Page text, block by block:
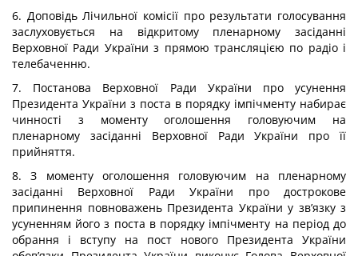
6. Доповідь Лічильної комісії про результати голосування
заслуховується на відкритому пленарному засіданні
Верховної Ради України з прямою трансляцією по радіо і
телебаченню.
7. Постанова Верховної Ради України про усунення
Президента України з поста в порядку імпічменту набирає
чинності з моменту оголошення головуючим на
пленарному засіданні Верховної Ради України про її
прийняття.
8. З моменту оголошення головуючим на пленарному
засіданні Верховної Ради України про дострокове
припинення повноважень Президента України у зв’язку з
усуненням його з поста в порядку імпічменту на період до
обрання і вступу на пост нового Президента України